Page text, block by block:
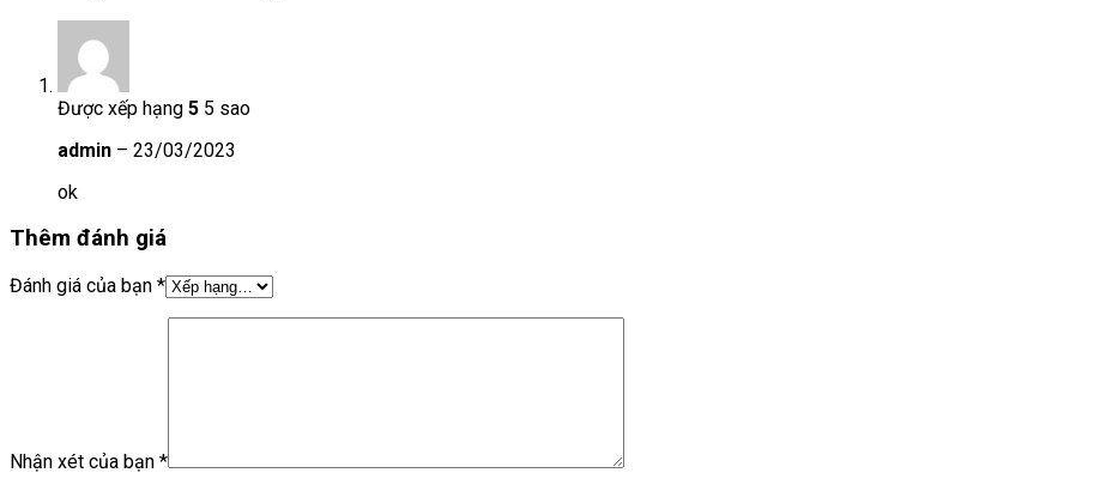
Được xếp hạng 5 5 sao
admin – 23/03/2023
ok
Thêm đánh giá
Đánh giá của bạn *
Nhận xét của bạn *